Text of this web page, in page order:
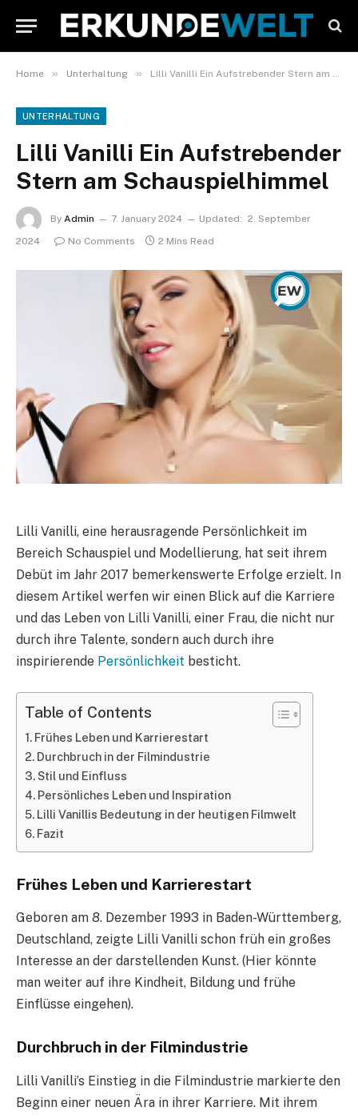
Home » Unterhaltung » Lilli Vanilli Ein Aufstrebender Stern am Schauspielhimmel
UNTERHALTUNG
Lilli Vanilli Ein Aufstrebender
Stern am Schauspielhimmel
By Admin 7. January 2024 Updated: 2. September
2024
No Comments 2 Mins Read
Lilli Vanilli, eine herausragende Persönlichkeit im
Bereich Schauspiel und Modellierung, hat seit ihrem
Debüt im Jahr 2017 bemerkenswerte Erfolge erzielt. In
diesem Artikel werfen wir einen Blick auf die Karriere
und das Leben von Lilli Vanilli, einer Frau, die nicht nur
durch ihre Talente, sondern auch durch ihre
inspirierende Persönlichkeit besticht.
Table of Contents
Frühes Leben und Karrierestart
Durchbruch in der Filmindustrie
Stil und Einfluss
Persönliches Leben und Inspiration
Lilli Vanillis Bedeutung in der heutigen Filmwelt
Fazit
Frühes Leben und Karrierestart
Geboren am 8. Dezember 1993 in Baden-Württemberg,
Deutschland, zeigte Lilli Vanilli schon früh ein großes
Interesse an der darstellenden Kunst. (Hier könnte
man weiter auf ihre Kindheit, Bildung und frühe
Einflüsse eingehen).
Durchbruch in der Filmindustrie
Lilli Vanilli’s Einstieg in die Filmindustrie markierte den
Beginn einer neuen Ära in ihrer Karriere. Mit ihrem